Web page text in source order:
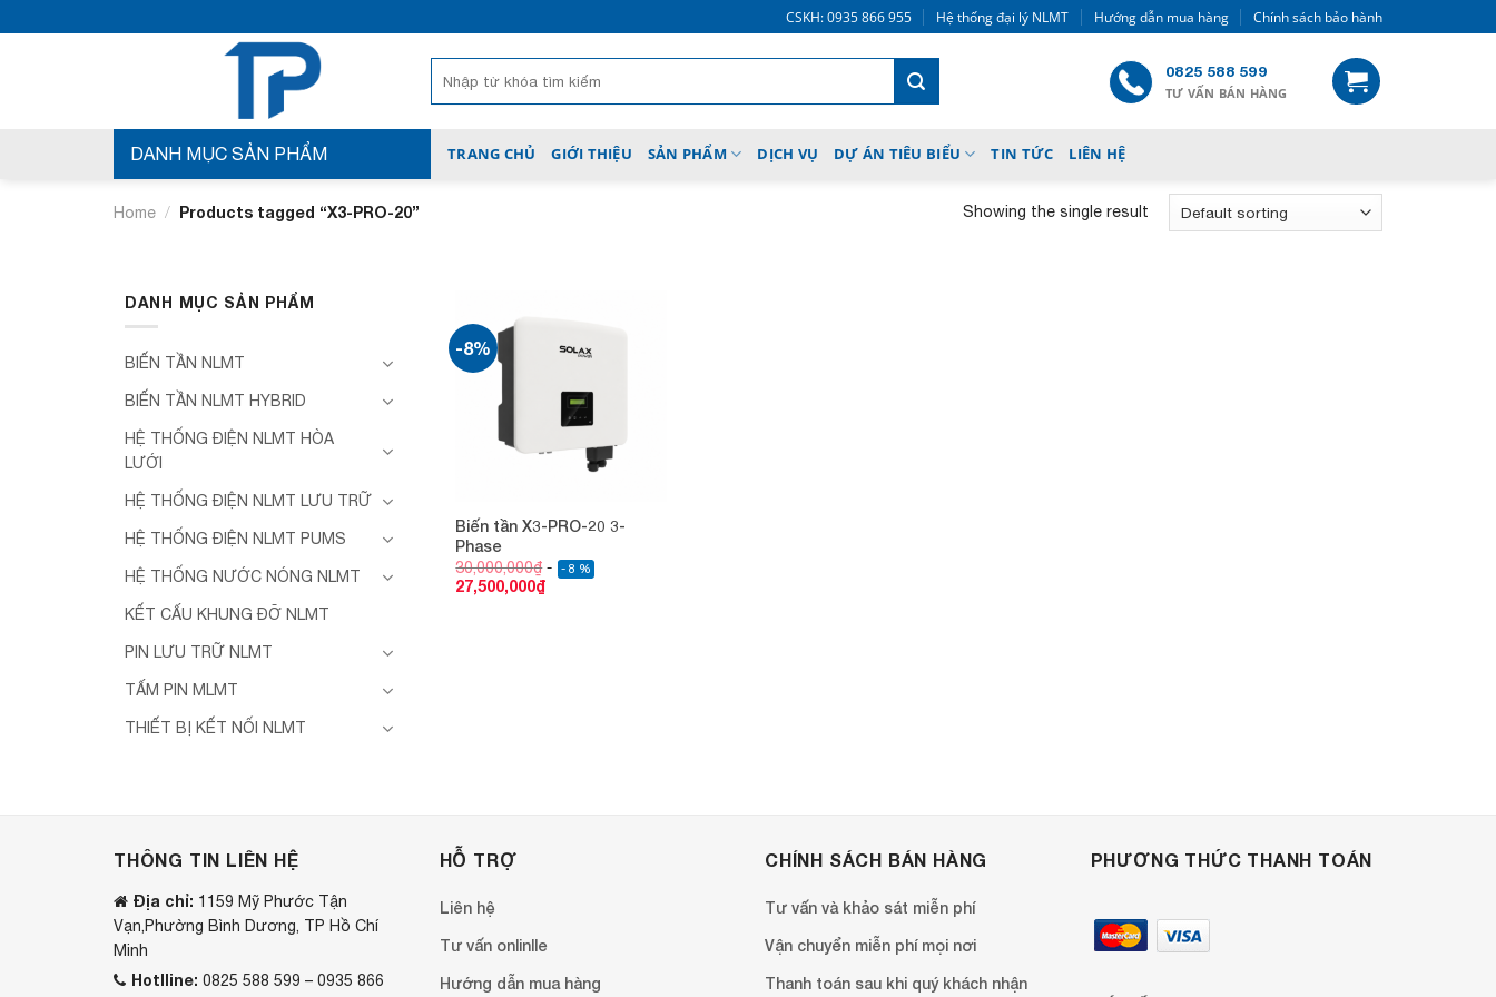
qua
CSKH: 0935 866 955 Hệ thống đại lý NLMT Hướng dẫn mua hàng Chính sách bảo hành
for:
0825 588 599
TƯ VẤN BÁN HÀNG
DANH MỤC SẢN PHẨM TRANG CHỦ GIỚI THIỆU SẢN PHẨM DỊCH VỤ DỰ ÁN TIÊU BIỂU TIN TỨC LIÊN HỆ
Home / Products tagged “X3-PRO-20” Showing the single result
DANH MỤC SẢN PHẨM
BIẾN TẦN NLMT
BIẾN TẦN NLMT HYBRID
HỆ THỐNG ĐIỆN NLMT HÒA
LƯỚI
HỆ THỐNG ĐIỆN NLMT LƯU TRỮ
HỆ THỐNG ĐIỆN NLMT PUMS
HỆ THỐNG NƯỚC NÓNG NLMT
KẾT CẤU KHUNG ĐỠ NLMT
PIN LƯU TRỮ NLMT
TẤM PIN MLMT
THIẾT BỊ KẾT NỐI NLMT
-8%
Biến tần X3-PRO-20 3-
Phase
30,000,000₫ - 8 %
27,500,000₫
THÔNG TIN LIÊN HỆ
Địa chỉ: 1159 Mỹ Phước Tận
Vạn,Phường Bình Dương, TP Hồ Chí
Minh
Hotlline: 0825 588 599 – 0935 866
HỖ TRỢ
Liên hệ
Tư vấn onlinlle
Hướng dẫn mua hàng
CHÍNH SÁCH BÁN HÀNG
Tư vấn và khảo sát miễn phí
Vận chuyển miễn phí mọi nơi
Thanh toán sau khi quý khách nhận
PHƯƠNG THỨC THANH TOÁN